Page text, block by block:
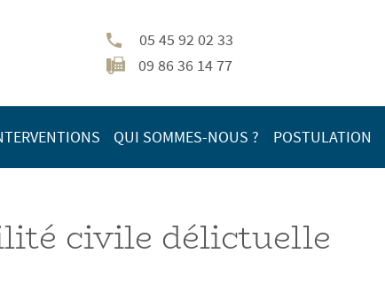
05 45 92 02 33
09 86 36 14 77
QUI SOMMES-NOUS ? POSTULATION
civile délictuelle